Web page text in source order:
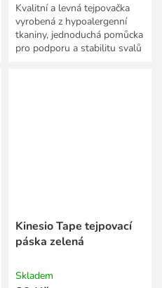
Kvalitní a levná tejpovačka
vyrobená z hypoalergenní
tkaniny, jednoduchá pomůcka
pro podporu a stabilitu svalů
Kinesio Tape tejpovací
páska zelená
Skladem